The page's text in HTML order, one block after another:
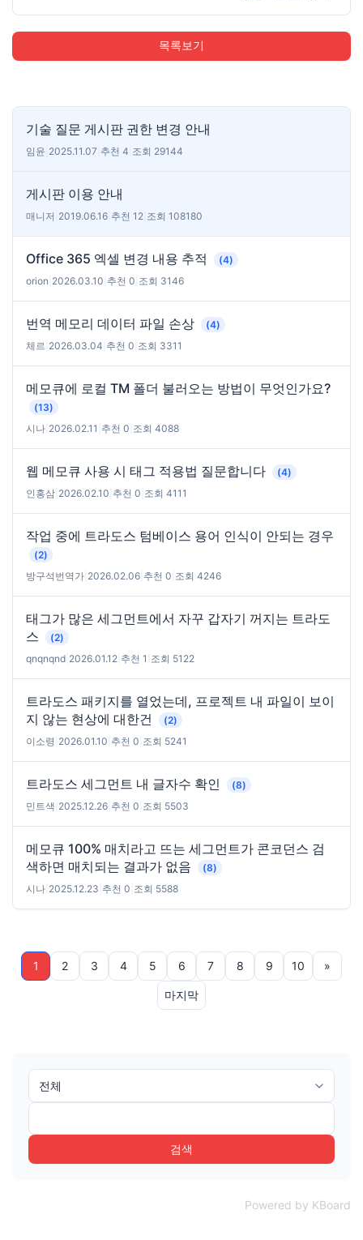
목록보기
기술 질문 게시판 권한 변경 안내
임윤 2025.11.07 추천 4 조회 29144
게시판 이용 안내
매니저 2019.06.16 추천 12 조회 108180
Office 365 엑셀 변경 내용 추적
(4)
orion 2026.03.10 추천 0 조회 3146
번역 메모리 데이터 파일 손상
(4)
체르 2026.03.04 추천 0 조회 3311
메모큐에 로컬 TM 폴더 불러오는 방법이 무엇인가요?
(13)
시나 2026.02.11 추천 0 조회 4088
웹 메모큐 사용 시 태그 적용법 질문합니다
(4)
인홍삼 2026.02.10 추천 0 조회 4111
작업 중에 트라도스 텀베이스 용어 인식이 안되는 경우
(2)
방구석번역가 2026.02.06 추천 0 조회 4246
태그가 많은 세그먼트에서 자꾸 갑자기 꺼지는 트라도
스
(2)
qnqnqnd 2026.01.12 추천 1 조회 5122
트라도스 패키지를 열었는데, 프로젝트 내 파일이 보이
지 않는 현상에 대한건
(2)
이소령 2026.01.10 추천 0 조회 5241
트라도스 세그먼트 내 글자수 확인
(8)
민트색 2025.12.26 추천 0 조회 5503
메모큐 100% 매치라고 뜨는 세그먼트가 콘코던스 검
색하면 매치되는 결과가 없음
(8)
시나 2025.12.23 추천 0 조회 5588
1 2 3 4 5 6 7 8 9 10 »
마지막
검색
Powered by KBoard